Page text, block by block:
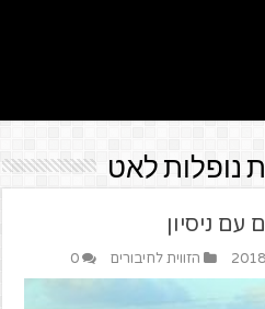
נופלות לאט
עם ניסיון
הזווית לחיבורים 0